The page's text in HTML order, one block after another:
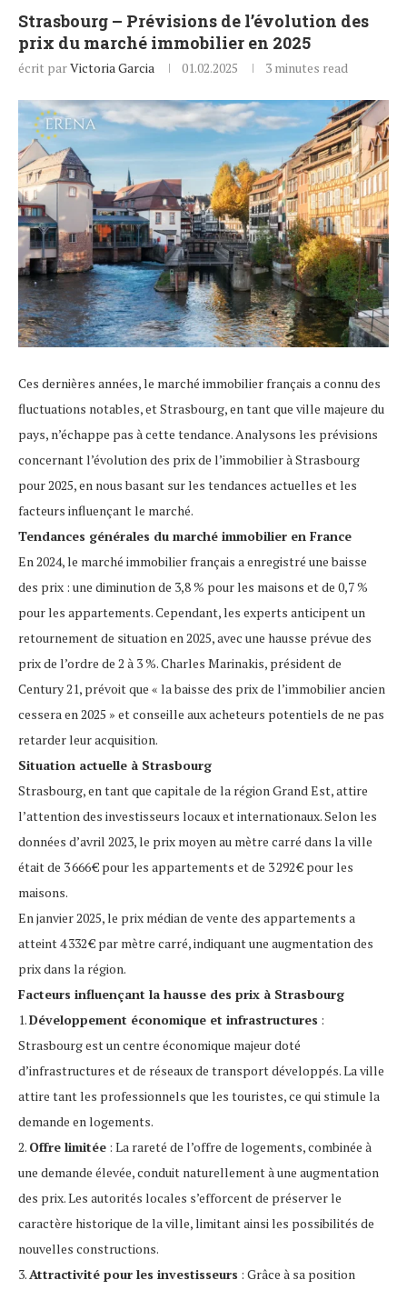
Strasbourg – Prévisions de l’évolution des
prix du marché immobilier en 2025
écrit parVictoria Garcia 01.02.2025 3 minutes read
Ces dernières années, le marché immobilier français a connu des
fluctuations notables, et Strasbourg, en tant que ville majeure du
pays, n’échappe pas à cette tendance. Analysons les prévisions
concernant l’évolution des prix de l’immobilier à Strasbourg
pour 2025, en nous basant sur les tendances actuelles et les
facteurs influençant le marché.
Tendances générales du marché immobilier en France
En 2024, le marché immobilier français a enregistré une baisse
des prix : une diminution de 3,8 % pour les maisons et de 0,7 %
pour les appartements. Cependant, les experts anticipent un
retournement de situation en 2025, avec une hausse prévue des
prix de l’ordre de 2 à 3 %. Charles Marinakis, président de
Century 21, prévoit que « la baisse des prix de l’immobilier ancien
cessera en 2025 » et conseille aux acheteurs potentiels de ne pas
retarder leur acquisition.
Situation actuelle à Strasbourg
Strasbourg, en tant que capitale de la région Grand Est, attire
l’attention des investisseurs locaux et internationaux. Selon les
données d’avril 2023, le prix moyen au mètre carré dans la ville
était de 3 666 € pour les appartements et de 3 292 € pour les
maisons.
En janvier 2025, le prix médian de vente des appartements a
atteint 4 332 € par mètre carré, indiquant une augmentation des
prix dans la région.
Facteurs influençant la hausse des prix à Strasbourg
1.Développement économique et infrastructures :
Strasbourg est un centre économique majeur doté
d’infrastructures et de réseaux de transport développés. La ville
attire tant les professionnels que les touristes, ce qui stimule la
demande en logements.
2. Offre limitée : La rareté de l’offre de logements, combinée à
une demande élevée, conduit naturellement à une augmentation
des prix. Les autorités locales s’efforcent de préserver le
caractère historique de la ville, limitant ainsi les possibilités de
nouvelles constructions.
3.Attractivité pour les investisseurs : Grâce à sa position